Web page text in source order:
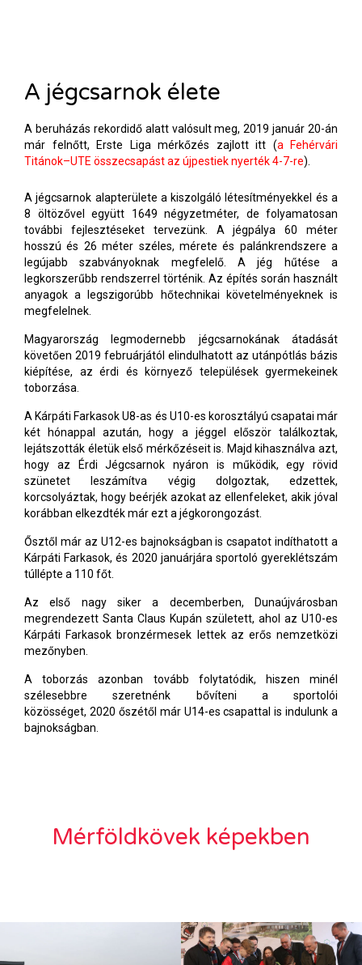
A jégcsarnok élete
A beruházás rekordidő alatt valósult meg, 2019 január 20-án
már felnőtt, Erste Liga mérkőzés zajlott itt (a Fehérvári
Titánok–UTE összecsapást az újpestiek nyerték 4-7-re).
A jégcsarnok alapterülete a kiszolgáló létesítményekkel és a
8 öltözővel együtt 1649 négyzetméter, de folyamatosan
további fejlesztéseket tervezünk.
A jégpálya 60 méter
hosszú és 26 méter széles, mérete és palánkrendszere a
legújabb szabványoknak megfelelő. A jég hűtése a
legkorszerűbb rendszerrel történik. Az építés során használt
anyagok a legszigorúbb hőtechnikai követelményeknek is
megfelelnek.
Magyarország legmodernebb jégcsarnokának átadását
követően 2019 februárjától elindulhatott az utánpótlás bázis
kiépítése, az érdi és környező települések gyermekeinek
toborzása.
A Kárpáti Farkasok U8-as és U10-es korosztályú csapatai már
két hónappal azután, hogy a jéggel először találkoztak,
lejátszották életük első mérkőzéseit is. Majd kihasználva azt,
hogy az Érdi Jégcsarnok nyáron is működik, egy rövid
szünetet leszámítva végig dolgoztak, edzettek,
korcsolyáztak, hogy beérjék azokat az ellenfeleket, akik jóval
korábban elkezdték már ezt a jégkorongozást.
Ősztől már az U12-es bajnokságban is csapatot indíthatott a
Kárpáti Farkasok, és 2020 januárjára sportoló gyereklétszám
túllépte a 110 főt.
Az első nagy siker a decemberben, Dunaújvárosban
megrendezett Santa Claus Kupán született, ahol az U10-es
Kárpáti Farkasok bronzérmesek lettek az erős nemzetközi
mezőnyben.
A toborzás azonban tovább folytatódik, hiszen minél
szélesebbreszeretnénk bővíteni a sportolói
közösséget, 2020 őszétől már U14-es csapattal is indulunk a
bajnokságban.
Mérföldkövek képekben